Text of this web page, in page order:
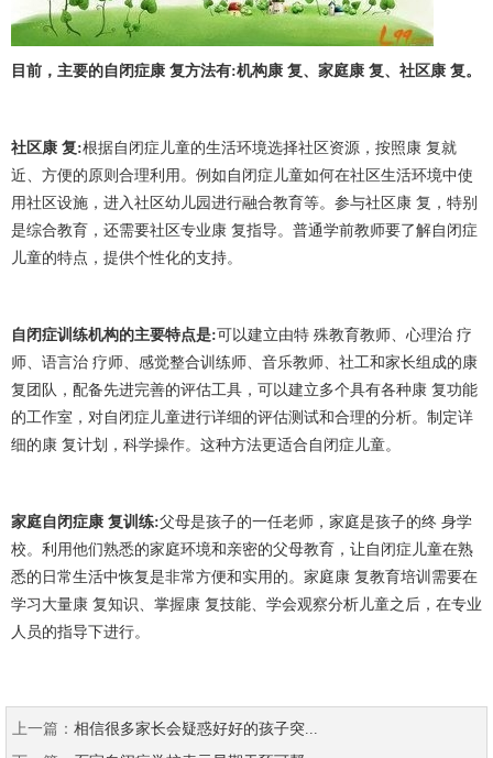
目前，主要的自闭症康 复方法有:机构康 复、家庭康 复、社区康 复。
社区康 复:根据自闭症儿童的生活环境选择社区资源，按照康 复就
近、方便的原则合理利用。例如自闭症儿童如何在社区生活环境中使
用社区设施，进入社区幼儿园进行融合教育等。参与社区康 复，特别
是综合教育，还需要社区专业康 复指导。普通学前教师要了解自闭症
儿童的特点，提供个性化的支持。
自闭症训练机构的主要特点是:可以建立由特 殊教育教师、心理治 疗
师、语言治 疗师、感觉整合训练师、音乐教师、社工和家长组成的康
复团队，配备先进完善的评估工具，可以建立多个具有各种康 复功能
的工作室，对自闭症儿童进行详细的评估测试和合理的分析。制定详
细的康 复计划，科学操作。这种方法更适合自闭症儿童。
家庭自闭症康 复训练:父母是孩子的一任老师，家庭是孩子的终 身学
校。利用他们熟悉的家庭环境和亲密的父母教育，让自闭症儿童在熟
悉的日常生活中恢复是非常方便和实用的。家庭康 复教育培训需要在
学习大量康 复知识、掌握康 复技能、学会观察分析儿童之后，在专业
人员的指导下进行。
上一篇： 相信很多家长会疑惑好好的孩子突...